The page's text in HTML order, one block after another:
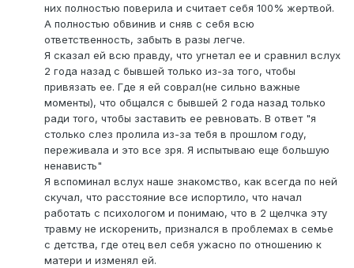
них полностью поверила и считает себя 100% жертвой.
А полностью обвинив и сняв с себя всю
ответственность, забыть в разы легче.
Я сказал ей всю правду, что угнетал ее и сравнил вслух
2 года назад с бывшей только из-за того, чтобы
привязать ее. Где я ей соврал(не сильно важные
моменты), что общался с бывшей 2 года назад только
ради того, чтобы заставить ее ревновать. В ответ "я
столько слез пролила из-за тебя в прошлом году,
переживала и это все зря. Я испытываю еще большую
ненависть"
Я вспоминал вслух наше знакомство, как всегда по ней
скучал, что расстояние все испортило, что начал
работать с психологом и понимаю, что в 2 щелчка эту
травму не искоренить, признался в проблемах в семье
с детства, где отец вел себя ужасно по отношению к
матери и изменял ей.